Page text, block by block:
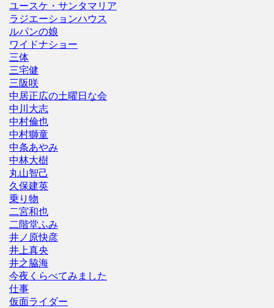
ユースケ・サンタマリア
ラジエーションハウス
ルパンの娘
ワイドナショー
三体
三宅健
三阪咲
中居正広の土曜日な会
中川大志
中村倫也
中村獅童
中条あやみ
中林大樹
丸山智己
久保建英
乗り物
二宮和也
二階堂ふみ
井ノ原快彦
井上真央
井之脇海
今夜くらべてみました
仕事
仮面ライダー